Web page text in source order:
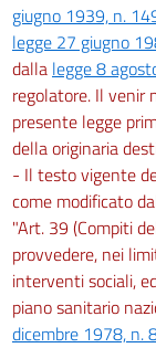
giugno 1939, n.
legge 27 giugno
dalla legge 8
regolatore. Il venir
presente legge
della originaria
- Il testo vigente
come modificato
"Art. 39 (Compiti
provvedere, nei
interventi sociali,
piano sanitario
dicembre 1978, n.